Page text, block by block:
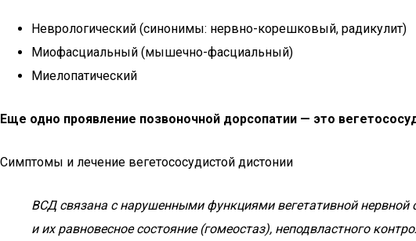
Неврологический (синонимы: нервно-корешковый, радикулит)
Миофасциальный (мышечно-фасциальный)
Миелопатический
Еще одно проявление позвоночной дорсопатии — это
Симптомы и лечение вегетососудистой дистонии
ВСД связана с нарушенными функциями вегетативной нервной
и их равновесное состояние (гомеостаз), неподвластного